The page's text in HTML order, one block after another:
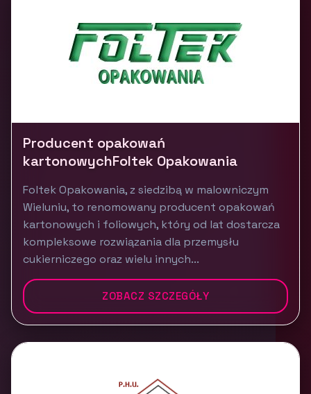
Producent opakowań
kartonowychFoltek Opakowania
Foltek Opakowania, z siedzibą w malowniczym
Wieluniu, to renomowany producent opakowań
kartonowych i foliowych, który od lat dostarcza
kompleksowe rozwiązania dla przemysłu
cukierniczego oraz wielu innych...
ZOBACZ SZCZEGÓŁY